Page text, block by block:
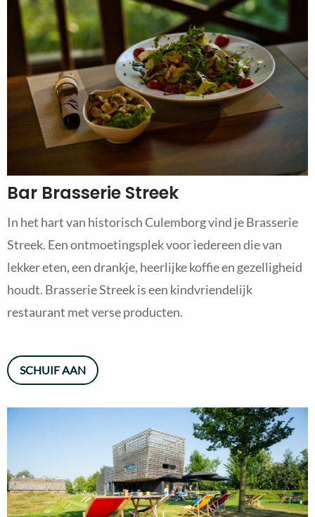
Bar Brasserie Streek
In het hart van historisch Culemborg vind je Brasserie
Streek. Een ontmoetingsplek voor iedereen die van
lekker eten, een drankje, heerlijke koffie en gezelligheid
houdt. Brasserie Streek is een kindvriendelijk
restaurant met verse producten.
SCHUIF AAN